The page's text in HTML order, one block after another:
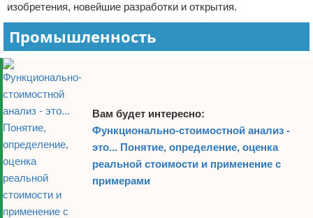
изобретения, новейшие разработки и открытия.
Промышленность
Вам будет интересно:
Функционально-стоимостной анализ -
это... Понятие, определение, оценка
реальной стоимости и применение с
примерами